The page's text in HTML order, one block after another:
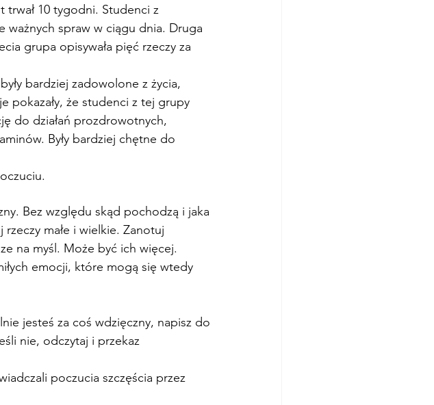
10 tygodni. Studenci z
ważnych spraw w ciągu dnia. Druga
grupa opisywała pięć rzeczy za
pokazały, że studenci z tej grupy
do działań prozdrowotnych,
Były bardziej chętne do
Bez względu skąd pochodzą i jaka
małe i wielkie. Zanotuj
na myśl. Może być ich więcej.
emocji, które mogą się wtedy
jesteś za coś wdzięczny, napisz do
nie, odczytaj i przekaz
poczucia szczęścia przez